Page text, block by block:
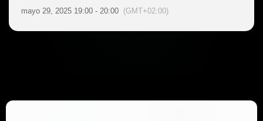
mayo 29, 2025 19:00 - 20:00 (GMT+02:00)